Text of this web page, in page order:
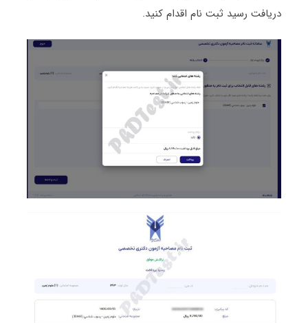
دریافت رسید ثبت نام اقدام کنید.